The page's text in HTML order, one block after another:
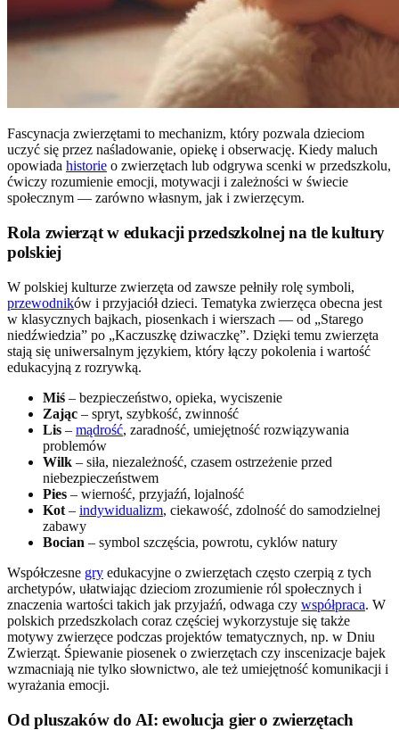
Fascynacja zwierzętami to mechanizm, który pozwala dzieciom
uczyć się przez naśladowanie, opiekę i obserwację. Kiedy maluch
opowiada historie o zwierzętach lub odgrywa scenki w przedszkolu,
ćwiczy rozumienie emocji, motywacji i zależności w świecie
społecznym — zarówno własnym, jak i zwierzęcym.
Rola zwierząt w edukacji przedszkolnej na tle kultury
polskiej
W polskiej kulturze zwierzęta od zawsze pełniły rolę symboli,
przewodników i przyjaciół dzieci. Tematyka zwierzęca obecna jest
w klasycznych bajkach, piosenkach i wierszach — od „Starego
niedźwiedzia” po „Kaczuszkę dziwaczkę”. Dzięki temu zwierzęta
stają się uniwersalnym językiem, który łączy pokolenia i wartość
edukacyjną z rozrywką.
Miś – bezpieczeństwo, opieka, wyciszenie
Zając – spryt, szybkość, zwinność
Lis – mądrość, zaradność, umiejętność rozwiązywania
problemów
Wilk – siła, niezależność, czasem ostrzeżenie przed
niebezpieczeństwem
Pies – wierność, przyjaźń, lojalność
Kot – indywidualizm, ciekawość, zdolność do samodzielnej
zabawy
Bocian – symbol szczęścia, powrotu, cyklów natury
Współczesne gry edukacyjne o zwierzętach często czerpią z tych
archetypów, ułatwiając dzieciom zrozumienie ról społecznych i
znaczenia wartości takich jak przyjaźń, odwaga czy współpraca. W
polskich przedszkolach coraz częściej wykorzystuje się także
motywy zwierzęce podczas projektów tematycznych, np. w Dniu
Zwierząt. Śpiewanie piosenek o zwierzętach czy inscenizacje bajek
wzmacniają nie tylko słownictwo, ale też umiejętność komunikacji i
wyrażania emocji.
Od pluszaków do AI: ewolucja gier o zwierzętach